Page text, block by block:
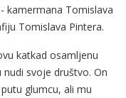
kamermana Tomislava
Tomislava Pintera.
katkad osamljenu
svoje društvo. On
glumcu, ali mu